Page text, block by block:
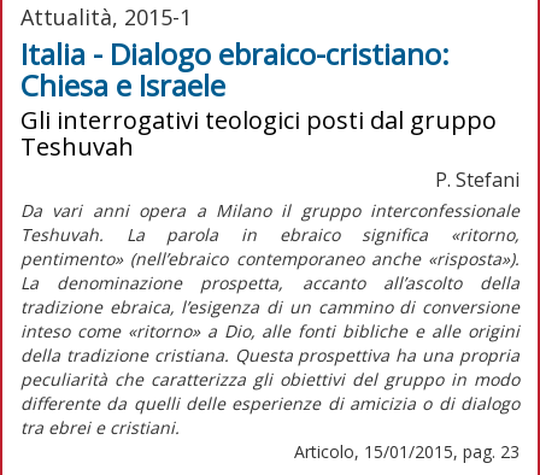
Attualità, 2015-1
Italia - Dialogo ebraico-cristiano:
Chiesa e Israele
Gli interrogativi teologici posti dal gruppo
Teshuvah
P. Stefani
Da vari anni opera a Milano il gruppo interconfessionale
Teshuvah. La parola in ebraico significa «ritorno,
pentimento» (nell’ebraico contemporaneo anche «risposta»).
La denominazione prospetta, accanto all’ascolto della
tradizione ebraica, l’esigenza di un cammino di conversione
inteso come «ritorno» a Dio, alle fonti bibliche e alle origini
della tradizione cristiana. Questa prospettiva ha una propria
peculiarità che caratterizza gli obiettivi del gruppo in modo
differente da quelli delle esperienze di amicizia o di dialogo
tra ebrei e cristiani.
Articolo, 15/01/2015, pag. 23